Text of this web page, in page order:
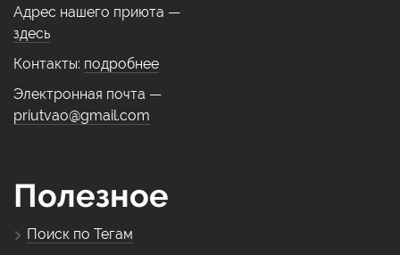
Адрес нашего приюта —
здесь
Контакты: подробнее
Электронная почта —
priutvao@gmail.com
Полезное
Поиск по Тегам